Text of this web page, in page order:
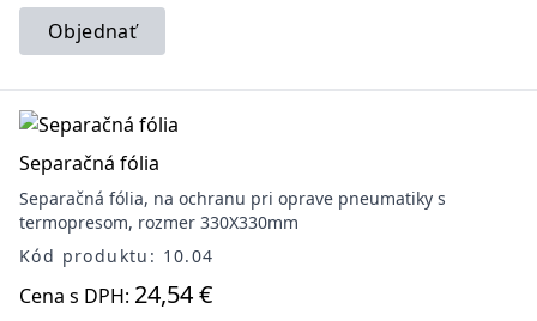
Objednať
Separačná fólia
Separačná fólia, na ochranu pri oprave pneumatiky s
termopresom, rozmer 330X330mm
Kód produktu: 10.04
Cena s DPH: 24,54 €